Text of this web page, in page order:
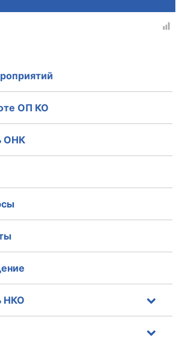
оценки качества условий
ОП КО
штаб
КО
ОП КО
ОНК
НКО